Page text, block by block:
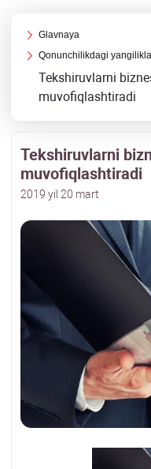
Glavnaya
Qonunchilikdagi
Tekshiruvlarni
muvofiqlashtiradi
Tekshiruvlarni
muvofiqlashtiradi
2019 yil 20 mart